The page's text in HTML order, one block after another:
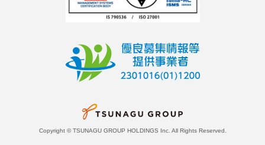
Copyright © TSUNAGU GROUP HOLDINGS Inc. All Rights Reserved.